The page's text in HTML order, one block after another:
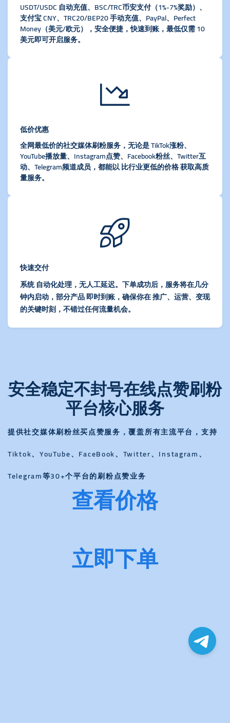
USDT/USDC 自动充值、BSC/TRC币安支付（1%-7%奖励）、
支付宝 CNY、TRC20/BEP20 手动充值、PayPal、Perfect
Money（美元/欧元），安全便捷，快速到账，最低仅需 10
美元即可开启服务。
低价优惠
全网最低价的社交媒体刷粉服务，无论是 TikTok涨粉、
YouTube播放量、Instagram点赞、Facebook粉丝、Twitter互
动、Telegram频道成员，都能以 比行业更低的价格 获取高质
量服务。
快速交付
系统 自动化处理，无人工延迟。下单成功后，服务将在几分
钟内启动，部分产品 即时到账，确保你在 推广、运营、变现
的关键时刻，不错过任何流量机会。
安全稳定不封号在线点赞刷粉
平台核心服务
提供社交媒体刷粉丝买点赞服务，覆盖所有主流平台，支持
Tiktok、YouTube、FaceBook、Twitter、Instagram、
Telegram等30+个平台的刷粉点赞业务
查看价格
立即下单